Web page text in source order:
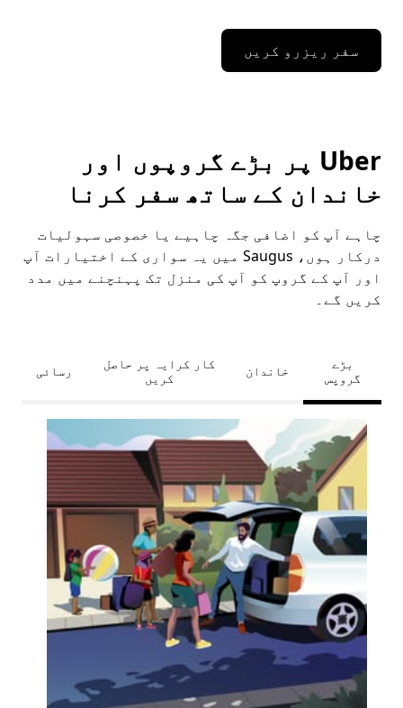
سفر ریزرو کریں
Uber پر بڑے گروپوں اور
خاندان کے ساتھ سفر کرنا
چاہے آپ کو اضافی جگہ چاہیے یا خصوصی سہولیات
درکار ہوں، Saugus میں یہ سواری کے اختیارات آپ
اور آپ کے گروپ کو آپ کی منزل تک پہنچنے میں مدد
کریں گے۔
بڑے
گروپس
خاندان
کار کرایہ پر حاصل
کریں
رسائی